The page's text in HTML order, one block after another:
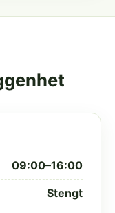
09:00–16:00
Stengt